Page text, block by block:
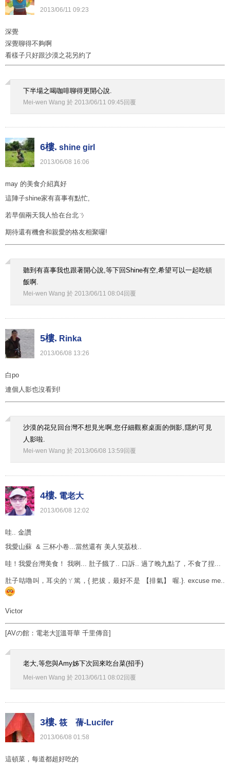
2013/06/11 09:23
深覺
深覺聊得不夠啊
看樣子只好跟沙漠之花另約了
下半場之喝咖啡聊得更開心說.
Mei-wen Wang 於 2013/06/11 09:45 回覆
6樓. shine girl
2013/06/08 16:06
may 的美食介紹真好
這陣子shine家有喜事有點忙,
若早個兩天我人恰在台北ㄋ
期待還有機會和親愛的格友相聚囉!
聽到有喜事我也跟著開心說,等下回Shine有空,希望可以一起吃頓
飯啊.
Mei-wen Wang 於 2013/06/11 08:04回覆
5樓. Rinka
2013/06/08 13:26
白po
連個人影也沒看到!
沙漠的花兒回台灣不想見光啊,您仔細觀察桌面的倒影,隱約可見
人影啦.
Mei-wen Wang 於 2013/06/08 13:59 回覆
4樓. 電老大
2013/06/08 12:02
哇.. 金讚
我愛山蘇 & 三杯小卷...當然還有 美人笑荔枝..
哇！我愛台灣美食！ 我咧... 肚子餓了.. 口訴.. 過了晚九點了，不食了捏...
肚子咕嚕叫，耳尖的ㄚ篤，{ 把拔，最好不是 【排氣】 喔.}. excuse me..
Victor
[AVの館：電老大] [溫哥華 千里傳音]
老大,等您與Amy姊下次回來吃台菜(招手)
Mei-wen Wang 於 2013/06/11 08:02 回覆
3樓. 筱 蒨-Lucifer
2013/06/08 01:58
這頓菜，每道都超好吃的